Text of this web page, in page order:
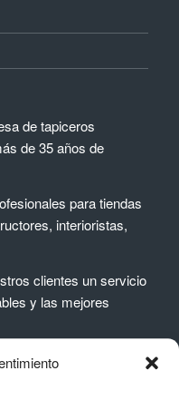
de tapiceros
de 35 años de
para tiendas
interioristas,
clientes un servicio
y las mejores